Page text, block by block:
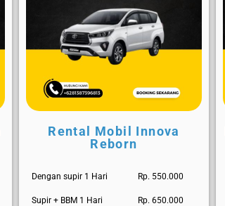
Rental Mobil Innova
Reborn
Dengan supir 1 Hari Rp. 550.000
Supir + BBM 1 Hari Rp. 650.000